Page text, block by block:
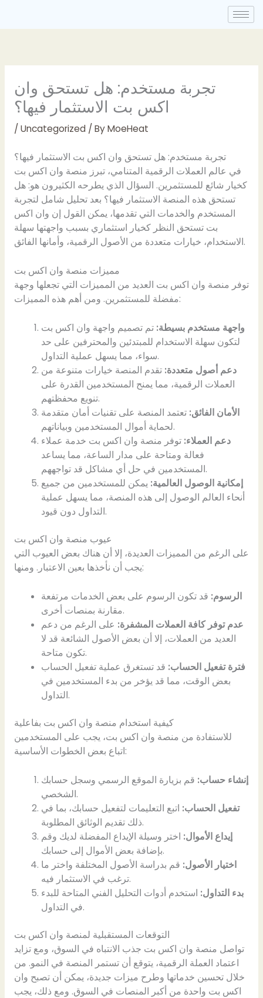
تجربة مستخدم: هل تستحق وان
اكس بت الاستثمار فيها؟
/ Uncategorized/ ByMoeHeat
تجربة مستخدم: هل تستحق وان اكس بت الاستثمار فيها؟
في عالم العملات الرقمية المتنامي، تبرز منصة وان اكس بت
كخيار شائع للمستثمرين. السؤال الذي يطرحه الكثيرون هو: هل
تستحق هذه المنصة الاستثمار فيها؟ بعد تحليل شامل لتجربة
المستخدم والخدمات التي تقدمها، يمكن القول إن وان اكس
بت تستحق النظر كخيار استثماري بسبب واجهتها سهلة
الاستخدام، خيارات متعددة من الأصول الرقمية، وأمانها الفائق.
مميزات منصة وان اكس بت
توفر منصة وان اكس بت العديد من المميزات التي تجعلها وجهة
مفضلة للمستثمرين. ومن أهم هذه المميزات:
واجهة مستخدم بسيطة: تم تصميم واجهة وان اكس بت
لتكون سهلة الاستخدام للمبتدئين والمحترفين على حد
سواء، مما يسهل عملية التداول.
دعم أصول متعددة: تقدم المنصة خيارات متنوعة من
العملات الرقمية، مما يمنح المستخدمين القدرة على
تنويع محفظتهم.
الأمان الفائق: تعتمد المنصة على تقنيات أمان متقدمة
لحماية أموال المستخدمين وبياناتهم.
دعم العملاء: توفر منصة وان اكس بت خدمة عملاء
فعالة ومتاحة على مدار الساعة، مما يساعد
المستخدمين في حل أي مشاكل قد تواجههم.
إمكانية الوصول العالمية: يمكن للمستخدمين من جميع
أنحاء العالم الوصول إلى هذه المنصة، مما يسهل عملية
التداول دون قيود.
عيوب منصة وان اكس بت
على الرغم من المميزات العديدة، إلا أن هناك بعض العيوب التي
يجب أن نأخذها بعين الاعتبار. ومنها:
الرسوم: قد تكون الرسوم على بعض الخدمات مرتفعة
مقارنة بمنصات أخرى.
عدم توفر كافة العملات المشفرة: على الرغم من دعم
العديد من العملات، إلا أن بعض الأصول الشائعة قد لا
تكون متاحة.
فترة تفعيل الحساب: قد تستغرق عملية تفعيل الحساب
بعض الوقت، مما قد يؤخر من بدء المستخدمين في
التداول.
كيفية استخدام منصة وان اكس بت بفاعلية
للاستفادة من منصة وان اكس بت، يجب على المستخدمين
اتباع بعض الخطوات الأساسية:
إنشاء حساب: قم بزيارة الموقع الرسمي وسجل حسابك
الشخصي.
تفعيل الحساب: اتبع التعليمات لتفعيل حسابك، بما في
ذلك تقديم الوثائق المطلوبة.
إيداع الأموال: اختر وسيلة الإيداع المفضلة لديك وقم
بإضافة بعض الأموال إلى حسابك.
اختيار الأصول: قم بدراسة الأصول المختلفة واختر ما
ترغب في الاستثمار فيه.
بدء التداول: استخدم أدوات التحليل الفني المتاحة للبدء
في التداول.
التوقعات المستقبلية لمنصة وان اكس بت
تواصل منصة وان اكس بت جذب الانتباه في السوق، ومع تزايد
اعتماد العملة الرقمية، يتوقع أن تستمر المنصة في النمو. من
خلال تحسين خدماتها وطرح ميزات جديدة، يمكن أن تصبح وان
اكس بت واحدة من أكبر المنصات في السوق. ومع ذلك، يجب